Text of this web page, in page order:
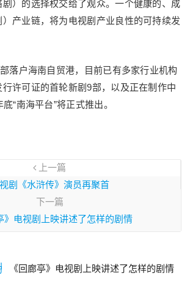
）的选择权交给了观众。一个健康的、成
产业链，将为电视剧产业良性的可持续发
落户海南自贸港，目前已有多家行业机构
许可证的首轮新剧9部，以及正在制作中
“南海平台”将正式推出。
上一篇
剧《水浒传》演员再聚首
下一篇
》电视剧上映讲述了怎样的剧情
《回廊亭》电视剧上映讲述了怎样的剧情